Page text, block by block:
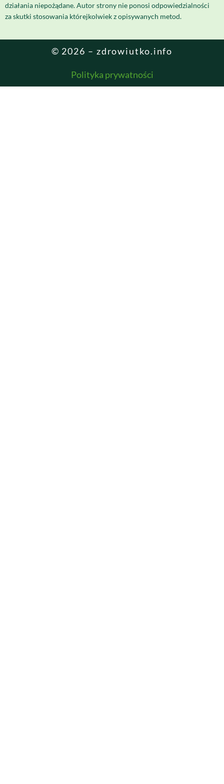
działania niepożądane. Autor strony nie ponosi odpowiedzialności
za skutki stosowania którejkolwiek z opisywanych metod.
© 2026 – zdrowiutko.info
Polityka prywatności